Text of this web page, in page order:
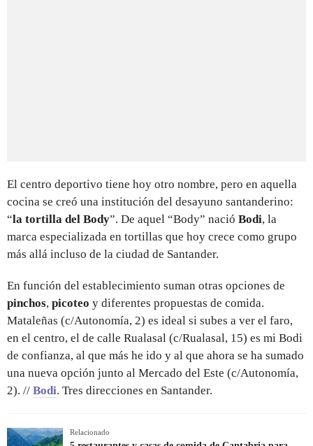
El centro deportivo tiene hoy otro nombre, pero en aquella
cocina se creó una institución del desayuno santanderino:
“la tortilla del Body”. De aquel “Body” nació Bodi, la
marca especializada en tortillas que hoy crece como grupo
más allá incluso de la ciudad de Santander.
En función del establecimiento suman otras opciones de
pinchos, picoteo y diferentes propuestas de comida.
Mataleñas (c/Autonomía, 2) es ideal si subes a ver el faro,
en el centro, el de calle Rualasal (c/Rualasal, 15) es mi Bodi
de confianza, al que más he ido y al que ahora se ha sumado
una nueva opción junto al Mercado del Este (c/Autonomía,
2). // Bodi. Tres direcciones en Santander.
Relacionado